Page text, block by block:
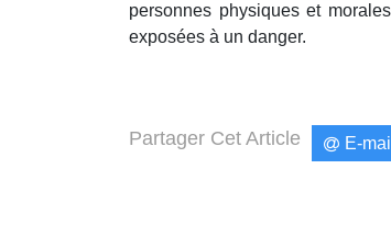
personnes physiques et
exposées à un danger.
Partager Cet Article E-mail